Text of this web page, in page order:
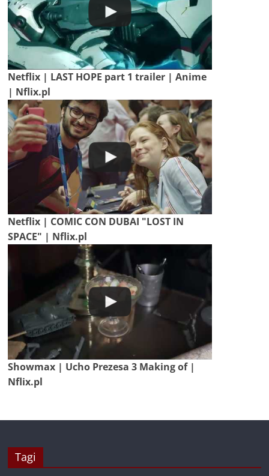
Netflix | LAST HOPE part 1 trailer | Anime
| Nflix.pl
Netflix | COMIC CON DUBAI "LOST IN
SPACE" | Nflix.pl
Showmax | Ucho Prezesa 3 Making of |
Nflix.pl
Tagi